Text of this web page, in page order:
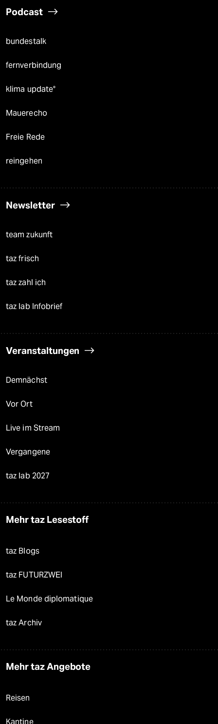
Podcast
bundestalk
fernverbindung
klima update°
Mauerecho
Freie Rede
reingehen
Newsletter
team zukunft
taz frisch
taz zahl ich
taz lab Infobrief
Veranstaltungen
Demnächst
Vor Ort
Live im Stream
Vergangene
taz lab 2027
Mehr taz Lesestoff
taz Blogs
taz FUTURZWEI
Le Monde diplomatique
taz Archiv
Mehr taz Angebote
Reisen
Kantine